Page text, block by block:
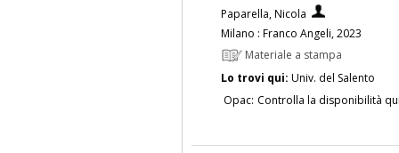
Paparella, Nicola
Milano : Franco Angeli, 2023
Materiale a stampa
Lo trovi qui: Univ. del Salento
Opac: Controlla la disponibilità